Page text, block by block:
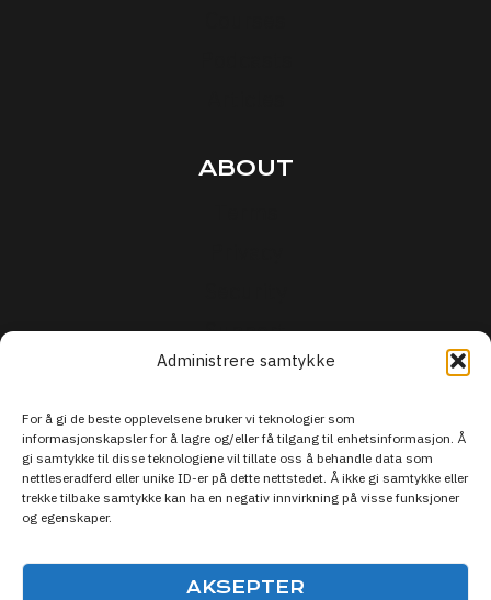
Administrere samtykke
For å gi de beste opplevelsene bruker vi teknologier som
informasjonskapsler for å lagre og/eller få tilgang til enhetsinformasjon. Å
gi samtykke til disse teknologiene vil tillate oss å behandle data som
nettleseradferd eller unike ID-er på dette nettstedet. Å ikke gi samtykke eller
trekke tilbake samtykke kan ha en negativ innvirkning på visse funksjoner
og egenskaper.
AKSEPTER
ABOUT
Support